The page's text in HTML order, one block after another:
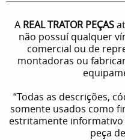
A REAL TRATOR PEÇAS
não possuí qualquer
comercial ou de
montadoras ou
“Todas as descrições,
somente usados como
estritamente
peça